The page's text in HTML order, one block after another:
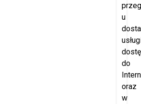
u
do
oraz
w